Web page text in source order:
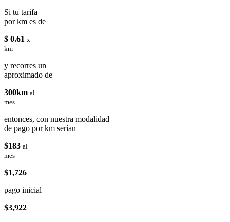
Si tu tarifa
por km es de
$ 0.61 x
km
y recorres un
aproximado de
300km al
mes
entonces, con nuestra modalidad
de pago por km serían
$183 al
mes
$1,726
pago inicial
$3,922